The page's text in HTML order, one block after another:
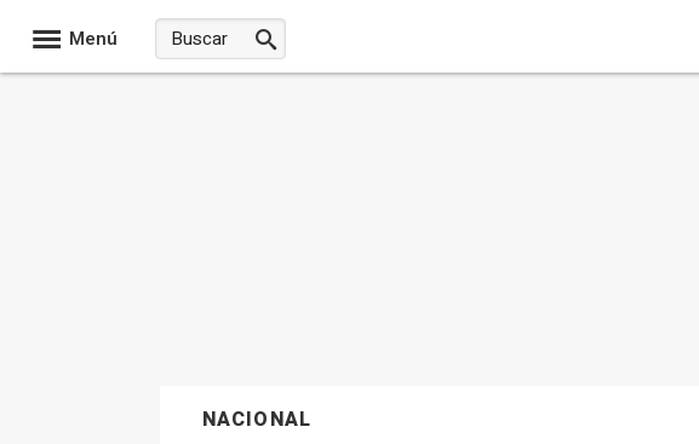
Menú
NACIONAL